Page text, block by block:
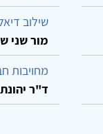
שילוב
מור שני
מחויבות
ד"ר